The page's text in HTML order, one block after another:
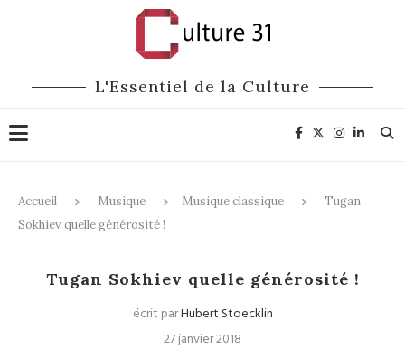
L'Essentiel de la Culture
Accueil Musique Musique classique
Tugan
Sokhiev quelle générosité !
Tugan Sokhiev quelle générosité !
écrit parHubert Stoecklin
27 janvier 2018